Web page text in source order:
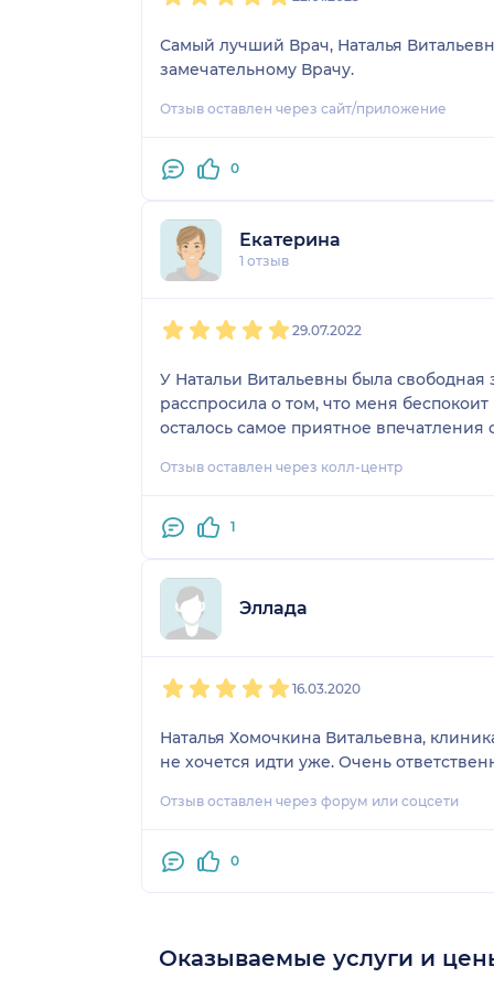
Самый лучший Врач, Наталья Витальевна,
замечательному Врачу.
Отзыв оставлен через сайт/приложение
0
Екатерина
1 отзыв
29.07.2022
У Натальи Витальевны была
расспросила о том, что меня
осталось самое приятное
Отзыв оставлен через колл-центр
1
Эллада
16.03.2020
Наталья Хомочкина Витальевна,
не хочется идти уже. Очень
Отзыв оставлен через форум или соцсети
0
Оказываемые услуги и